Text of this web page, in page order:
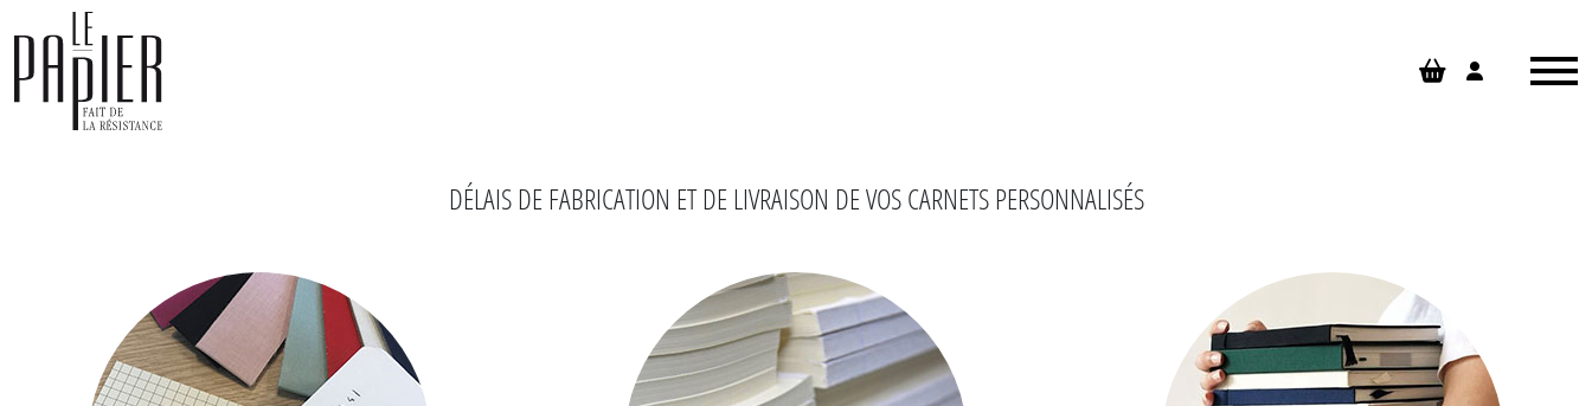
DÉLAIS DE FABRICATION ET DE LIVRAISON DE VOS CARNETS PERSONNALISÉS
Panneau de gestion des cookies